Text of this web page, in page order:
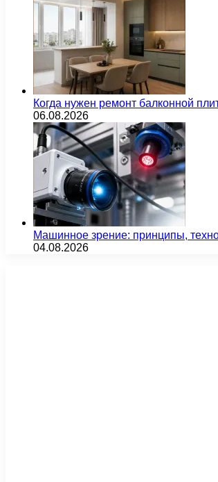
Когда нужен ремонт балконной
06.08.2026
Машинное зрение: принципы,
04.08.2026